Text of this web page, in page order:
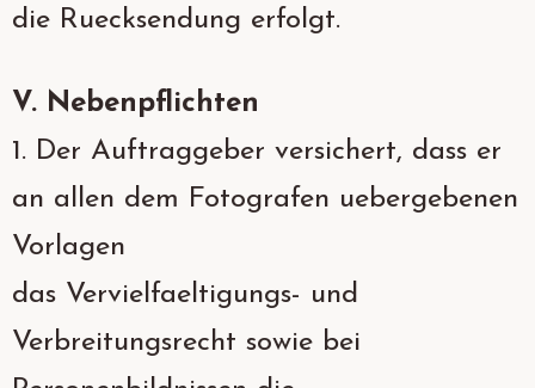
die Ruecksendung erfolgt.
V. Nebenpflichten
1. Der Auftraggeber versichert, dass er
an allen dem Fotografen uebergebenen
Vorlagen
das Vervielfaeltigungs- und
Verbreitungsrecht sowie bei